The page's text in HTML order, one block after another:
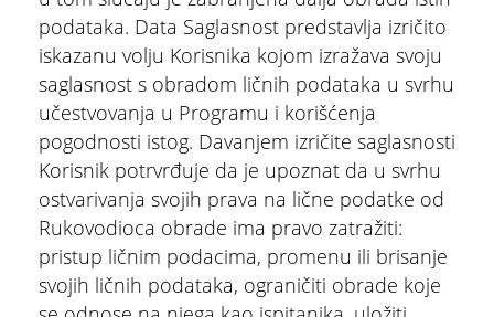
podataka. Data Saglasnost predstavlja izričito
iskazanu volju Korisnika kojom izražava svoju
saglasnost s obradom ličnih podataka u svrhu
učestvovanja u Programu i korišćenja
pogodnosti istog. Davanjem izričite saglasnosti
Korisnik potrvrđuje da je upoznat da u svrhu
ostvarivanja svojih prava na lične podatke od
Rukovodioca obrade ima pravo zatražiti:
pristup ličnim podacima, promenu ili brisanje
svojih ličnih podataka, ograničiti obrade koje